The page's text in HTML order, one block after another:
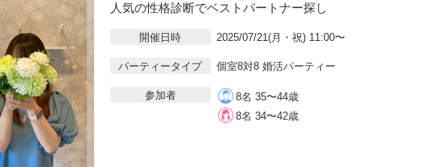
人気の性格診断でベストパートナー探し
開催日時 2025/07/21(月・祝) 11:00〜
パーティータイプ 個室8対8 婚活パーティー
参加者
8名 35〜44歳
8名 34〜42歳